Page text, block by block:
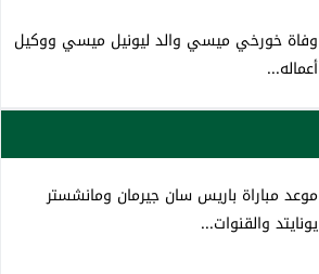
وفاة خورخي ميسي والد ليونيل ميسي ووكيل
أعماله...
موعد مباراة باريس سان جيرمان ومانشستر
يونايتد والقنوات...